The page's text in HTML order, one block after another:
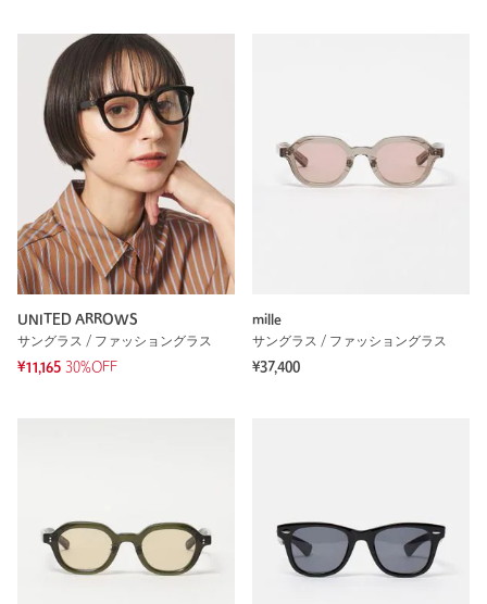
UNITED ARROWS
サングラス / ファッショングラス
¥11,165 30%OFF
mille
サングラス / ファッショングラス
¥37,400